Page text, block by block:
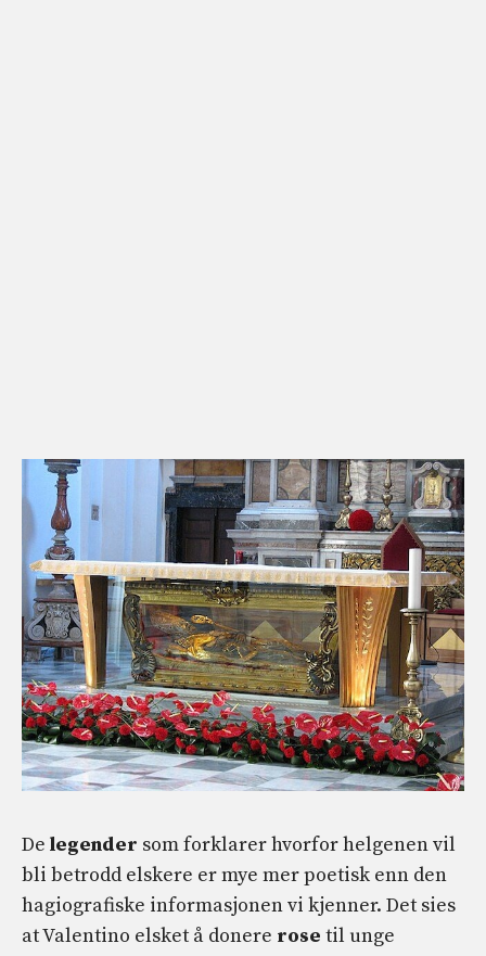
De legender som forklarer hvorfor helgenen vil
bli betrodd elskere er mye mer poetisk enn den
hagiografiske informasjonen vi kjenner. Det sies
at Valentino elsket å donere rose til unge